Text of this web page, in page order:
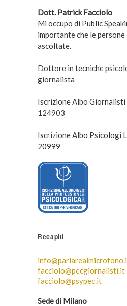
Dott. Patrick Facciolo
Mi occupo di Public
importante che le persone
ascoltate.
Dottore in tecniche
giornalista
Iscrizione Albo Giornalisti
124903
Iscrizione Albo Psicologi
20999
Recapiti
facciolo@pecgiornalisti.it
facciolo@psypec.it
Sede di Milano